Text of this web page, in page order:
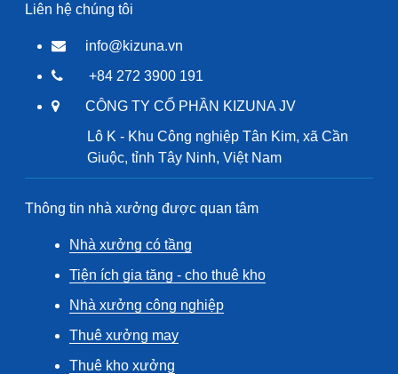
Liên hệ chúng tôi
info@kizuna.vn
+84 272 3900 191
CÔNG TY CỔ PHẦN KIZUNA JV
Lô K - Khu Công nghiệp Tân Kim, xã Cần
Giuộc, tỉnh Tây Ninh, Việt Nam
Thông tin nhà xưởng được quan tâm
Nhà xưởng có tầng
Tiện ích gia tăng - cho thuê kho
Nhà xưởng công nghiệp
Thuê xưởng may
Thuê kho xưởng